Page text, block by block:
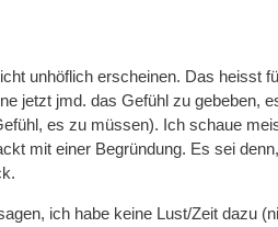
unhöflich erscheinen. Das heisst
jetzt jmd. das Gefühl zu gebeben,
es zu müssen). Ich schaue
mit einer Begründung. Es sei
ich habe keine Lust/Zeit dazu